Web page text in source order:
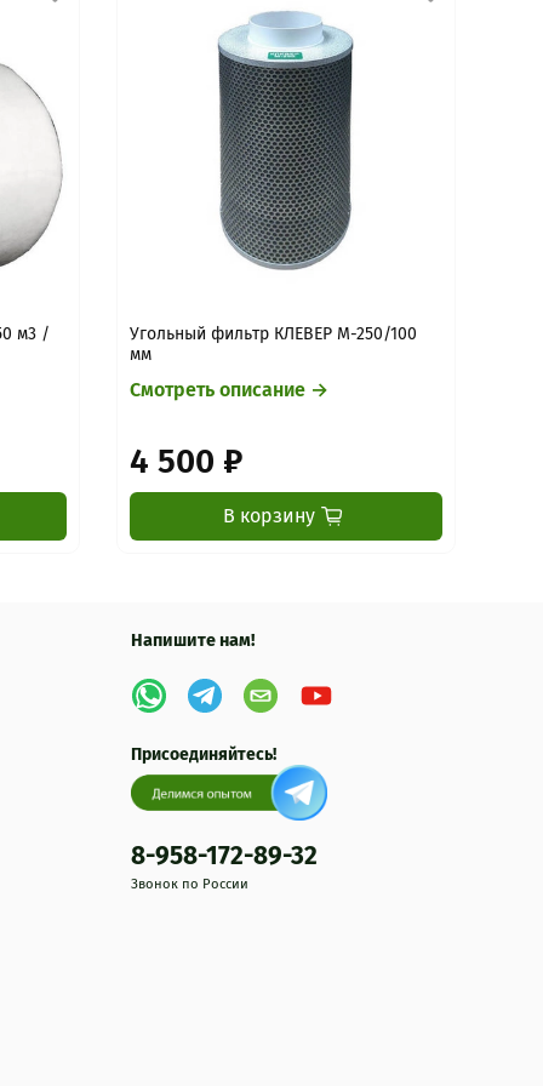
м3 /
Угольный фильтр КЛЕВЕР М-250/100
мм
Смотреть описание →
4 500 ₽
В корзину
Напишите нам!
Присоединяйтесь!
8-958-172-89-32
Звонок по России